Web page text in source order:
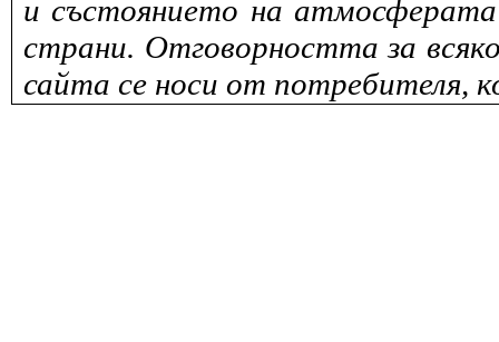
и състоянието на
страни. Отговорността за
сайта се носи от потребителя,